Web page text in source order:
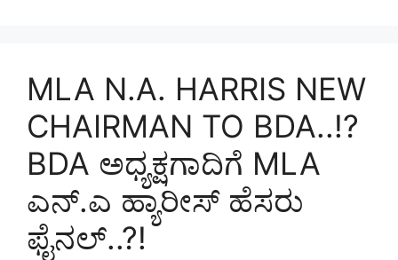
MLA N.A. HARRIS NEW
CHAIRMAN TO BDA..!?
BDA ಅಧ್ಯಕ್ಷಗಾದಿಗೆ MLA
ಎನ್.ಎ ಹ್ಯಾರೀಸ್ ಹೆಸರು
ಫೈನಲ್..?!